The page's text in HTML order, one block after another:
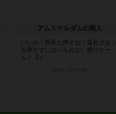
アムステルダムの商人
いいや！限界だ押すね！落札ボタン
を押さずにはいられない競りゲー
ム！【ざ...